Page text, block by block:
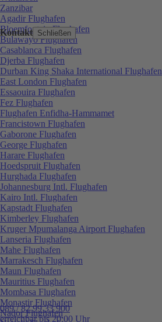
Kontakt Schließen
089 / 82 99 33 900
erreichbar bis 20:00 Uhr
Zanzibar
Agadir Flughafen
Bloemfontein Flughafen
Bulawayo Flughafen
Casablanca Flughafen
Djerba Flughafen
Durban King Shaka International Flughafen
East London Flughafen
Essaouira Flughafen
Fez Flughafen
Flughafen Enfidha-Hammamet
Francistown Flughafen
Gaborone Flughafen
George Flughafen
Harare Flughafen
Hoedspruit Flughafen
Hurghada Flughafen
Johannesburg Intl. Flughafen
Kairo Intl. Flughafen
Kapstadt Flughafen
Kimberley Flughafen
Kruger Mpumalanga Airport Flughafen
Lanseria Flughafen
Mahe Flughafen
Marrakesch Flughafen
Maun Flughafen
Mauritius Flughafen
Mombasa Flughafen
Monastir Flughafen
Nador Flughafen